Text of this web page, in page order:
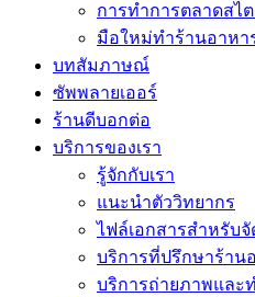
การทำการตลาดสไ
มือใหม่ทำร้านอาหา
บทสัมภาษณ์
ซัพพลายเออร์
ร้านดีบอกต่อ
บริการของเรา
รู้จักกับเรา
แนะนำตัววิทยากร
ไฟล์เอกสารสำหรับ
บริการที่ปรึกษาร้าน
บริการถ่ายภาพและ